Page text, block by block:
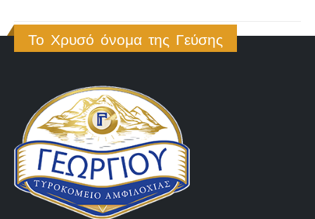
Το Χρυσό όνομα της Γεύσης